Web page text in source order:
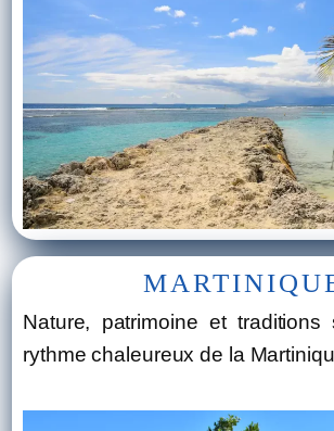
Nature, patrimoine et
rythme chaleureux de la